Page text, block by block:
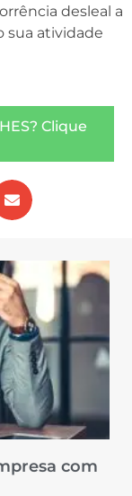
desleal a
sua atividade
Clique
com